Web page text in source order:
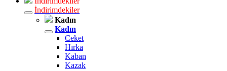
İndirimdekiler
Kadın
Kadın
Ceket
Hırka
Kaban
Kazak